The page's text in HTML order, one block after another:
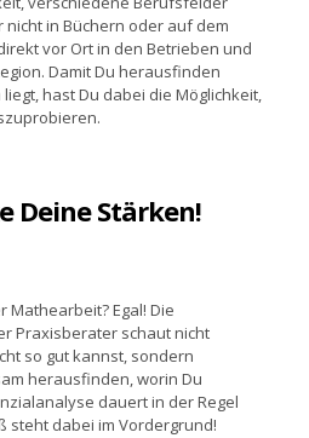
in Büchern oder auf dem
vor Ort in den Betrieben und
Damit Du herausfinden
hast Du dabei die Möglichkeit,
Deine Stärken!
Mathearbeit? Egal! Die
Praxisberater schaut nicht
so gut kannst, sondern
herausfinden, worin Du
dauert in der Regel
steht dabei im Vordergrund!